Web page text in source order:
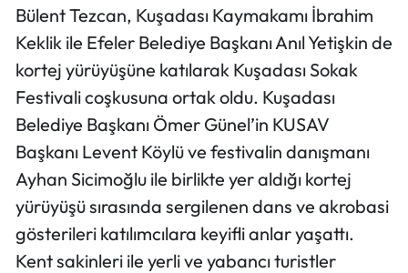
Bülent Tezcan, Kuşadası Kaymakamı İbrahim
Keklik ile Efeler Belediye Başkanı Anıl Yetişkin de
kortej yürüyüşüne katılarak Kuşadası Sokak
Festivali coşkusuna ortak oldu. Kuşadası
Belediye Başkanı Ömer Günel’in KUSAV
Başkanı Levent Köylü ve festivalin danışmanı
Ayhan Sicimoğlu ile birlikte yer aldığı kortej
yürüyüşü sırasında sergilenen dans ve akrobasi
gösterileri katılımcılara keyifli anlar yaşattı.
Kent sakinleri ile yerli ve yabancı turistler